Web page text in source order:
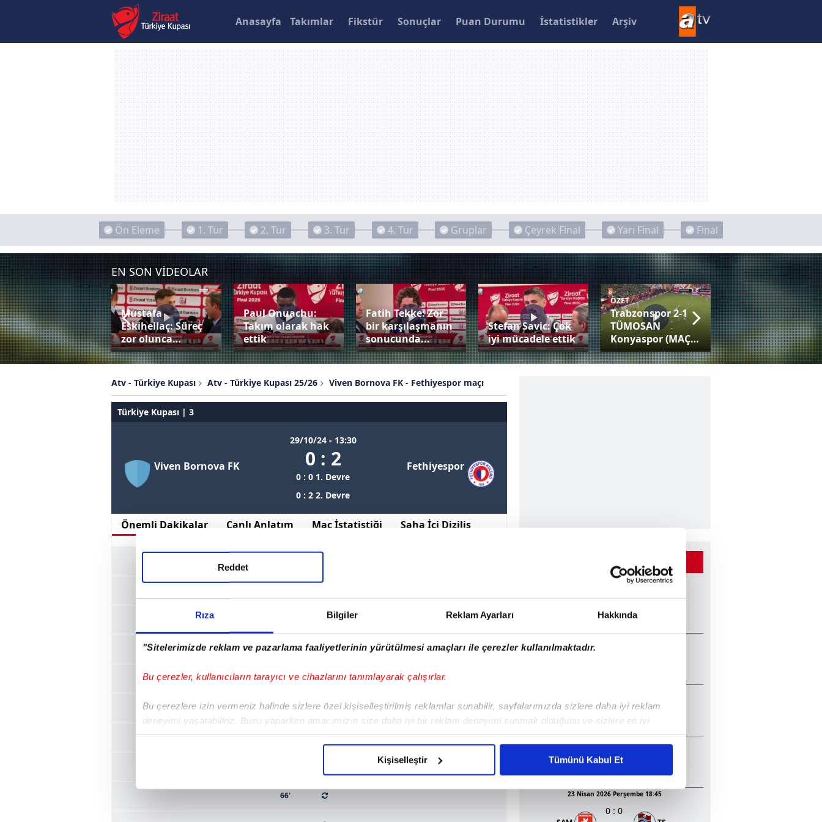
Rıza Bilgiler Reklam Ayarları Hakkında
"Sitelerimizde reklam ve pazarlama faaliyetlerinin yürütülmesi amaçları ile çerezler kullanılmaktadır.
Bu çerezler, kullanıcıların tarayıcı ve cihazlarını tanımlayarak çalışırlar.
Bu çerezlere izin vermeniz halinde sizlere özel kişiselleştirilmiş reklamlar sunabilir, sayfalarımızda sizlere daha iyi reklam
deneyimi yaşatabiliriz. Bunu yaparken amacımızın size daha iyi bir reklam deneyimi sunmak olduğunu ve sizlere en iyi
içerikleri sunabilmek adına elimizden gelen çabayı gösterdiğimizi ve bu noktada, reklamların maliyetlerimizi karşılamak
Sizlere daha iyi bir hizmet sunabilmek için İnternet Sitemizde kendimize ve üçüncü kişilere ait çerezler kullanılmaktadır. Bu
Reddet
Kişiselleştir Tümünü Kabul Et
Anasayfa Takımlar Fikstür Sonuçlar Puan Durumu İstatistikler Arşiv
Ön Eleme 1. Tur 2. Tur 3. Tur 4. Tur Gruplar Çeyrek Final Yarı Final Final
EN SON VİDEOLAR
penaltıyı
Mustafa
Eskihellaç: Süreç
zor olunca…
Paul Onuachu:
Takım olarak hak
ettik
Fatih Tekke: Zor
bir karşılaşmanın
sonucunda...
Stefan Savic: Çok
iyi mücadele ettik
ÖZET
Trabzonspor 2-1
TÜMOSAN
Konyaspor (MAÇ
SONUCU-ÖZET)
Fatih Tekke:
Trabzonspor gibi
bir camiayla her
kupaya adaysınız!
Atv - Türkiye Kupası Atv - Türkiye Kupası 25/26 Viven Bornova FK - Fethiyespor maçı
Türkiye Kupası | 3
Viven Bornova FK
29/10/24 - 13:30
0 : 2
0 : 0 1. Devre
0 : 2 2. Devre
Fethiyespor
Önemli Dakikalar Canlı Anlatım Maç İstatistiği Saha İçi Diziliş
Maç Sonucu
0:2
84' 0:1
82'
80'
77'
66'
0: 1
23 Nisan 2026 Perşembe 20:45
BJK
3:0
23 Nisan 2026 Perşembe 18:45
0 :0